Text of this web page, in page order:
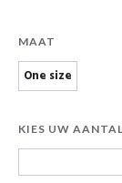
MAAT
One size
KIES UW AANTAL